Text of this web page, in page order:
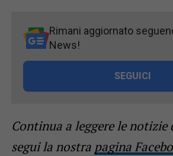
Rimani aggiornato
News!
SEGUICI
Continua a leggere le notizie
segui la nostra pagina